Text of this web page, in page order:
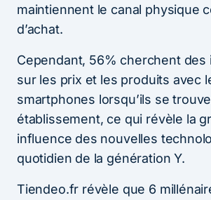
maintiennent le canal physique
d’achat.
Cependant, 56% cherchent des
sur les prix et les produits avec
smartphones lorsqu’ils se
établissement, ce qui révèle la
influence des nouvelles
quotidien de la génération Y.
Tiendeo.fr révèle que 6